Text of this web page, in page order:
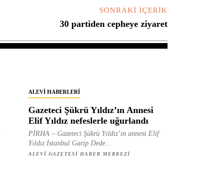
SONRAKI İÇERIK
30 partiden cepheye ziyaret
ALEVI HABERLERI
Gazeteci Şükrü Yıldız’ın Annesi
Elif Yıldız nefeslerle uğurlandı
PİRHA – Gazeteci Şükrü Yıldız’ın annesi Elif
Yıldız İstanbul Garip Dede...
ALEVI GAZETESI HABER MERKEZI